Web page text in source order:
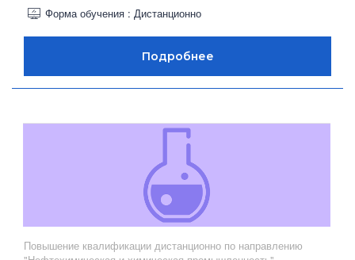
Форма обучения : Дистанционно
Повышение квалификации дистанционно по направлению